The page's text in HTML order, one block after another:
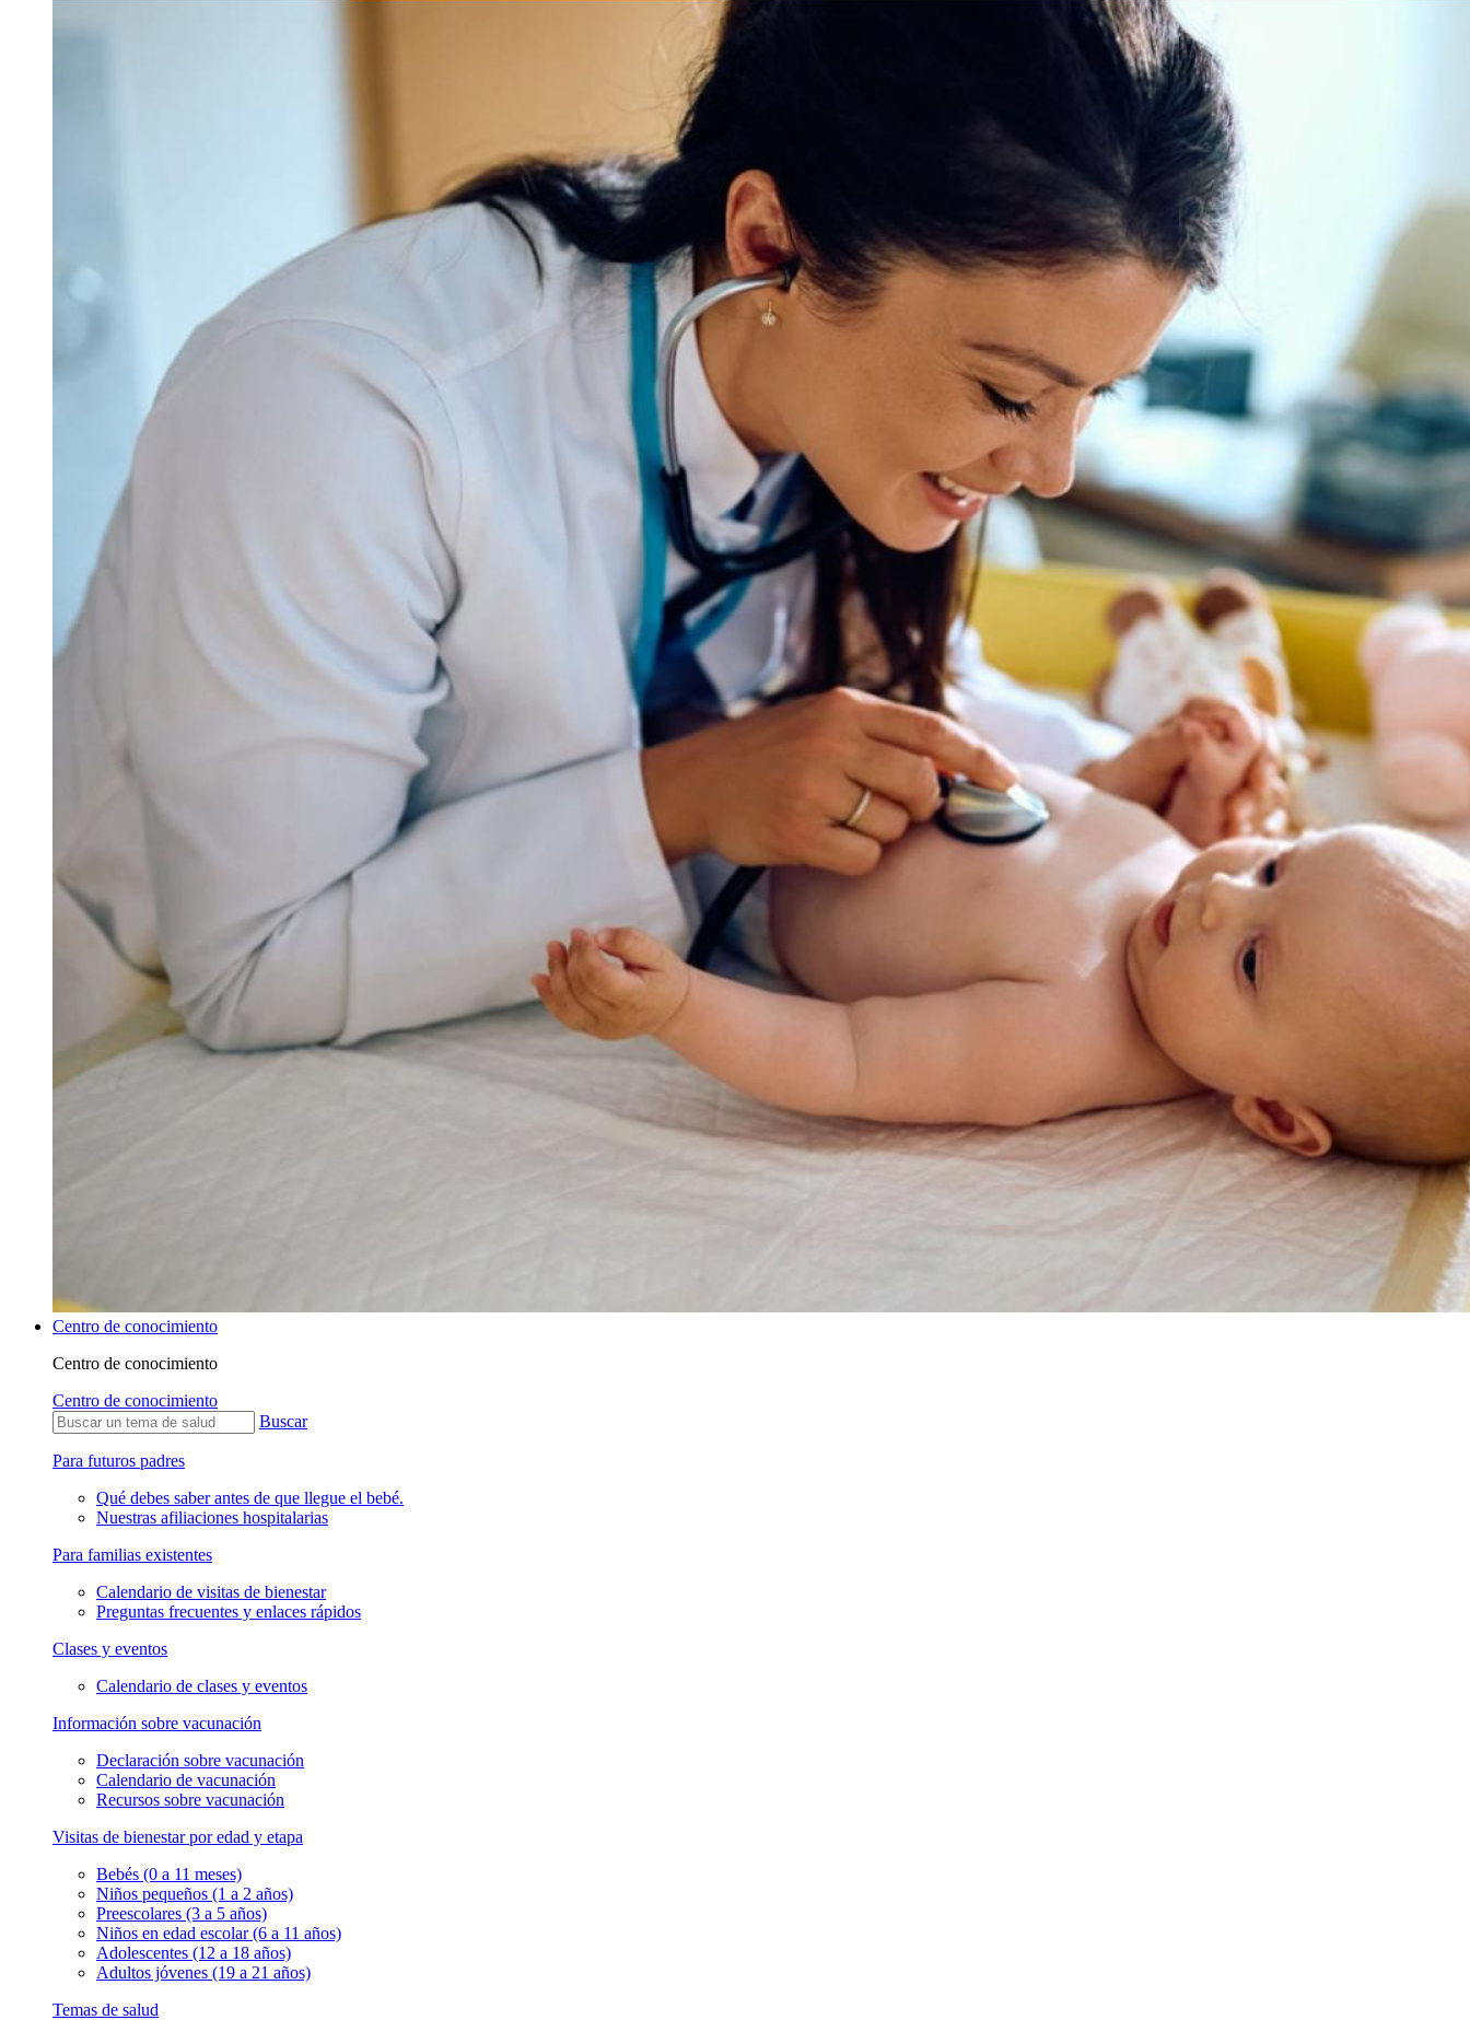
Centro de conocimiento
Centro de conocimiento
Centro de conocimiento
Buscar
Para futuros padres
Qué debes saber antes de que llegue el bebé.
Nuestras afiliaciones hospitalarias
Para familias existentes
Calendario de visitas de bienestar
Preguntas frecuentes y enlaces rápidos
Clases y eventos
Calendario de clases y eventos
Información sobre vacunación
Declaración sobre vacunación
Calendario de vacunación
Recursos sobre vacunación
Visitas de bienestar por edad y etapa
Bebés (0 a 11 meses)
Niños pequeños (1 a 2 años)
Preescolares (3 a 5 años)
Niños en edad escolar (6 a 11 años)
Adolescentes (12 a 18 años)
Adultos jóvenes (19 a 21 años)
Temas de salud